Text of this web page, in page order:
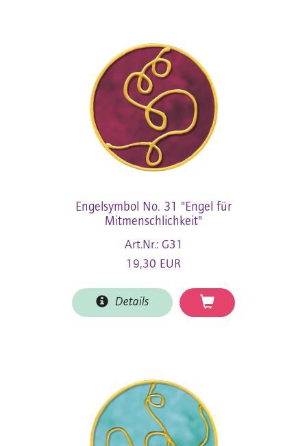
Engelsymbol No. 31 "Engel für
Mitmenschlichkeit"
Art.Nr.: G31
19,30 EUR
Details